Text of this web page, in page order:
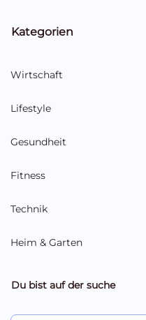
Kategorien
Wirtschaft
Lifestyle
Gesundheit
Fitness
Technik
Heim & Garten
Du bist auf der suche